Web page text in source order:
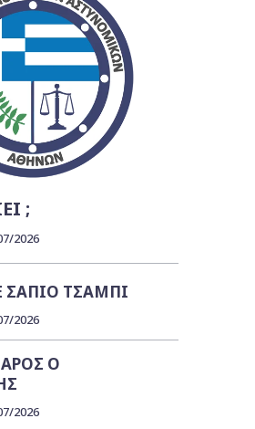
;
2026
ΣΑΠΙΟ ΤΣΑΜΠΙ
2026
Ο
2026